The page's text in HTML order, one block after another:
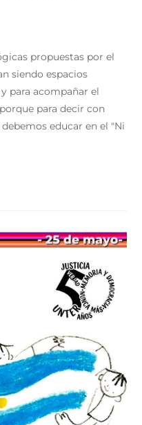
propuestas por el
siendo espacios
para acompañar el
para decir con
educar en el "Ni